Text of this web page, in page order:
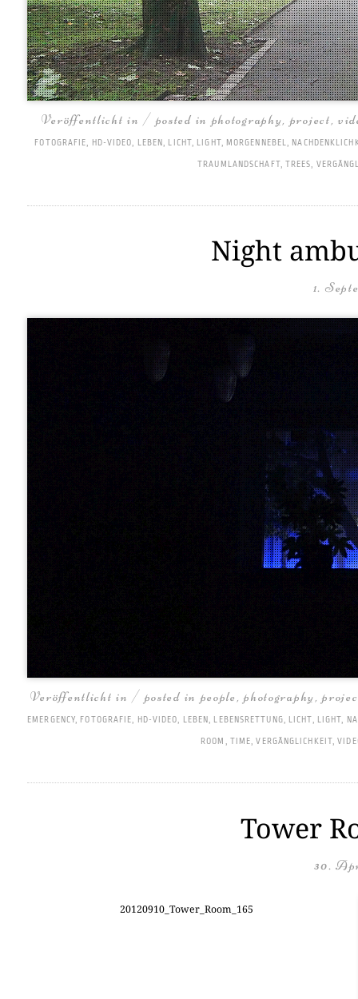
Veröffentlicht in / posted in photography, project,
FOTOGRAFIE, HD-VIDEO, LEBEN, LICHT, LIGHT, MORGENNEBEL,
TRAUMLANDSCHAFT, TREES,
Night
1.
Veröffentlicht in / posted in people,photography,
EMERGENCY, FOTOGRAFIE, HD-VIDEO, LEBEN, LEBENSRETTUNG, LICHT , LIGHT,
ROOM , TIME,VERGÄNGLICHKEIT ,
Tower
30.
20120910_Tower_Room_165